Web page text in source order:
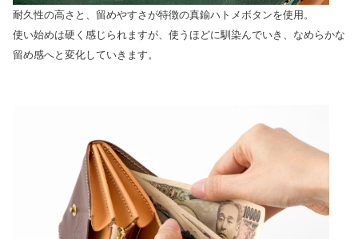
耐久性の高さと、留めやすさが特徴の真鍮ハトメボタンを使用。
使い始めは硬く感じられますが、使うほどに馴染んでいき、なめらかな
留め感へと変化していきます。